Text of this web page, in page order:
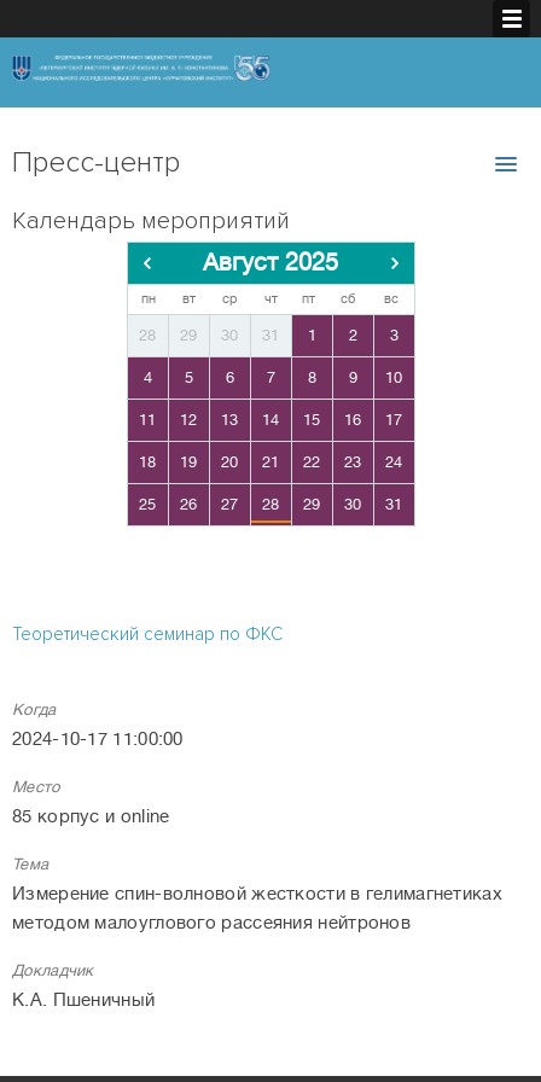
Пресс-центр
Календарь мероприятий
Август 2025
пн вт ср чт пт сб вс
28 29 30 31 1 2 3
4 5 6 7 8 9 10
11 12 13 14 15 16 17
18 19 20 21 22 23 24
25 26 27 28 29 30 31
Теоретический семинар по ФКС
Когда
2024-10-17 11:00:00
Место
85 корпус и online
Тема
Измерение спин-волновой жесткости в гелимагнетиках
методом малоуглового рассеяния нейтронов
Докладчик
К.А. Пшеничный